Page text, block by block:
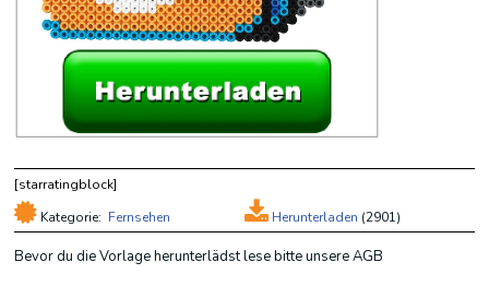
[starratingblock]
Herunterladen (2901)
Kategorie: Fernsehen
Bevor du die Vorlage herunterlädst lese bitte unsere AGB